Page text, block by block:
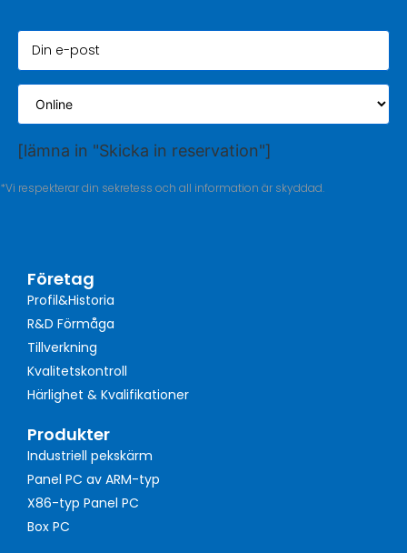
[lämna in "Skicka in reservation"]
*Vi respekterar din sekretess och all information är skyddad.
Företag
Profil&Historia
R&D Förmåga
Tillverkning
Kvalitetskontroll
Härlighet & Kvalifikationer
Produkter
Industriell pekskärm
Panel PC av ARM-typ
X86-typ Panel PC
Box PC